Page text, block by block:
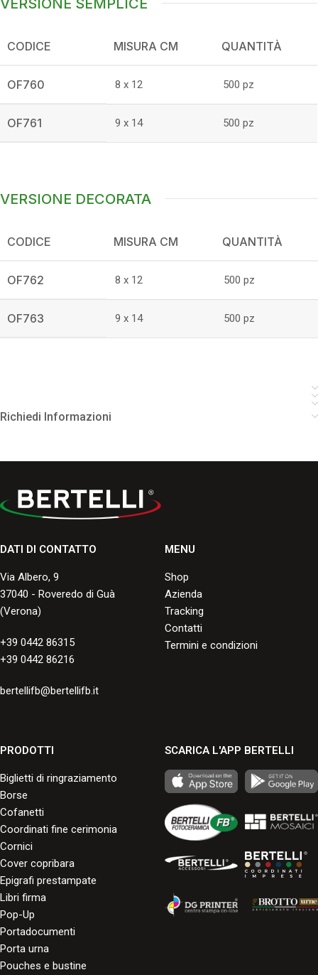
VERSIONE SEMPLICE
CODICE MISURA CM QUANTITÀ
OF760 8 x 12 500 pz
OF761 9 x 14 500 pz
VERSIONE DECORATA
CODICE MISURA CM QUANTITÀ
OF762 8 x 12 500 pz
OF763 9 x 14 500 pz
Richiedi Informazioni
DATI DI CONTATTO
Via Albero, 9
37040 - Roveredo di Guà
(Verona)
+39 0442 86315
+39 0442 86216
bertellifb@bertellifb.it
MENU
Shop
Azienda
Tracking
Contatti
Termini e condizioni
PRODOTTI
Biglietti di ringraziamento
Borse
Cofanetti
Coordinati fine cerimonia
Cornici
Cover copribara
Epigrafi prestampate
Libri firma
Pop-Up
Portadocumenti
Porta urna
Pouches e bustine
SCARICA L'APP BERTELLI